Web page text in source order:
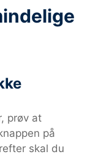
prøv at
på
skal du